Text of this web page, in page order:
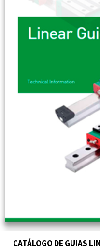
CATÁLOGO DE GUIAS